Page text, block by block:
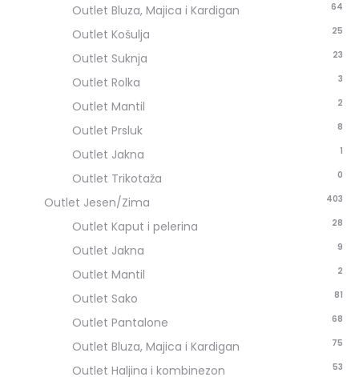
Outlet Bluza, Majica i Kardigan 64
Outlet Košulja 25
Outlet Suknja 23
Outlet Rolka 3
Outlet Mantil 2
Outlet Prsluk 8
Outlet Jakna 1
Outlet Trikotaža 0
Outlet Jesen/Zima 403
Outlet Kaput i pelerina 28
Outlet Jakna 9
Outlet Mantil 2
Outlet Sako 81
Outlet Pantalone 68
Outlet Bluza, Majica i Kardigan 75
Outlet Haljina i kombinezon 53